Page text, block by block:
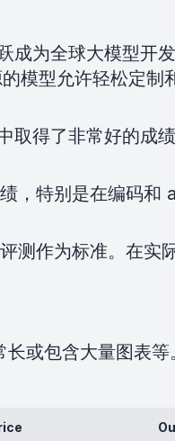
为全球大模型开
模型允许轻松定制
得了非常好的成
，特别是在编码和
测作为标准。在实
或包含大量图表